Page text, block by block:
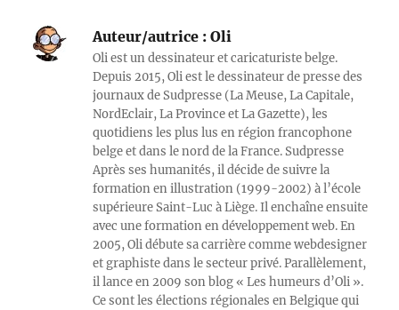
Auteur/autrice : Oli
Oli est un dessinateur et caricaturiste belge.
Depuis 2015, Oli est le dessinateur de presse des
journaux de Sudpresse (La Meuse, La Capitale,
NordEclair, La Province et La Gazette), les
quotidiens les plus lus en région francophone
belge et dans le nord de la France. Sudpresse
Après ses humanités, il décide de suivre la
formation en illustration (1999-2002) à l’école
supérieure Saint-Luc à Liège. Il enchaîne ensuite
avec une formation en développement web. En
2005, Oli débute sa carrière comme webdesigner
et graphiste dans le secteur privé. Parallèlement,
il lance en 2009 son blog « Les humeurs d’Oli ».
Ce sont les élections régionales en Belgique qui